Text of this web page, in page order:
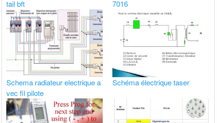
tail bft 7016
Schema radiateur electrique a
vec fil pilote
Schéma électrique taser